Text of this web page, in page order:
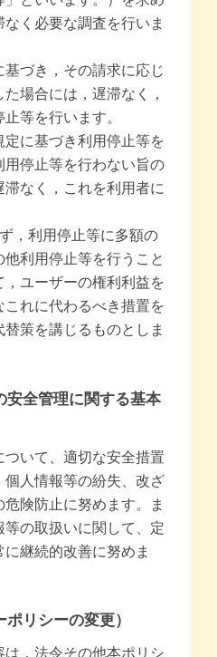
く必要な調査を行いま
基づき，その請求に応じ
場合には，遅滞なく，
等を行います。
定に基づき利用停止等を
停止等を行わない旨の
なく，これを利用者に
，利用停止等に多額の
利用停止等を行うこと
ユーザーの権利利益を
れに代わるべき措置を
策を講じるものとしま
安全管理に関する基本
いて、適切な安全措置
個人情報等の紛失、改ざ
険防止に努めます。ま
の取扱いに関して、定
継続的改善に努めま
リシーの変更）
は，法令その他本ポリシ